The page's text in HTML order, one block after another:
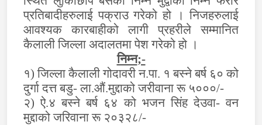
प्रतिबादीहरुलाई पक्राउ गरेको हो । निजहरुलाई
आवश्यक कारबाहीको लागी प्रहरीले सम्मानित
कैलाली जिल्ला अदालतमा पेश गरेको हो ।
निम्न;-
१) जिल्ला कैलाली गोदावरी न.पा. १ बस्ने बर्ष ६० को
दुर्गा दत्त बडु- ला.औं.मुद्दाको जरीवाना रू ५०००/-
२) ऐ.४ बस्ने बर्ष ६४ को भजन सिंह देउवा- वन
मुद्दाको जरिवाना रू २०३२८/-